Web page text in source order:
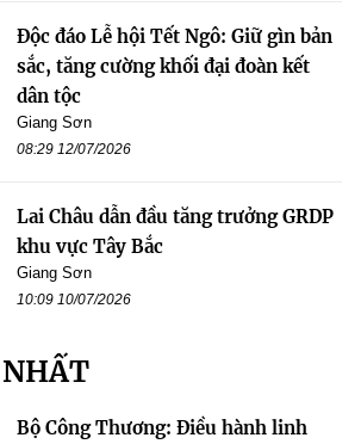
Độc đáo Lễ hội Tết Ngô: Giữ gìn bản
sắc, tăng cường khối đại đoàn kết
dân tộc
Giang Sơn
08:29 12/07/2026
Lai Châu dẫn đầu tăng trưởng GRDP
khu vực Tây Bắc
Giang Sơn
10:09 10/07/2026
Bộ Công Thương: Điều hành linh